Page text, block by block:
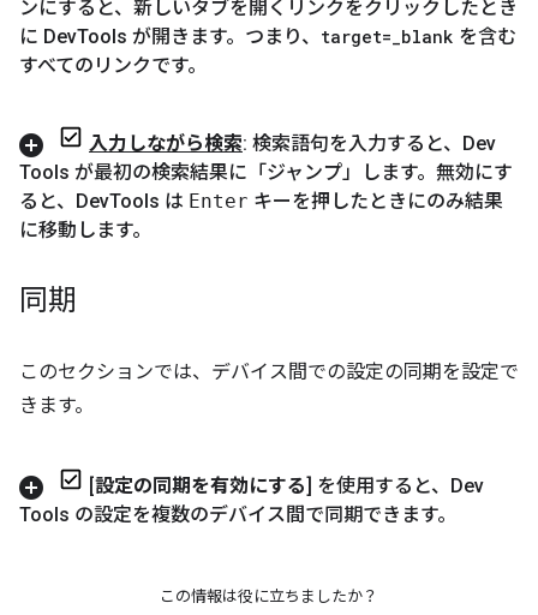
ンにすると、新しいタブを開くリンクをクリックしたとき
に DevTools が開きます。つまり、 target=_blank を含む
すべてのリンクです。
入力しながら検索: 検索語句を入力すると、Dev
Tools が最初の検索結果に「ジャンプ」します。無効にす
ると、DevTools は Enter キーを押したときにのみ結果
に移動します。
同期
このセクションでは、デバイス間での設定の同期を設定で
きます。
設定の同期を有効にする
] を使用すると、Dev
Tools の設定を複数のデバイス間で同期できます。
この情報は役に立ちましたか？